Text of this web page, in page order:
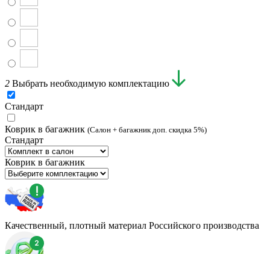
2 Выбрать необходимую комплектацию
Стандарт
Коврик в багажник (Салон + багажник доп. скидка 5%)
Стандарт
Коврик в багажник
Качественный, плотный материал Российского производства